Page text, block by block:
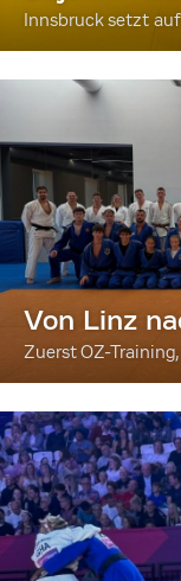
Innsbruck setzt
Von Linz
Zuerst OZ-